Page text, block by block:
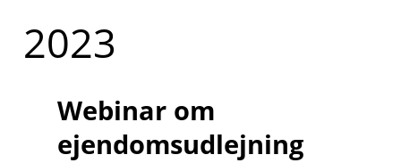
2023
Webinar om
ejendomsudlejning